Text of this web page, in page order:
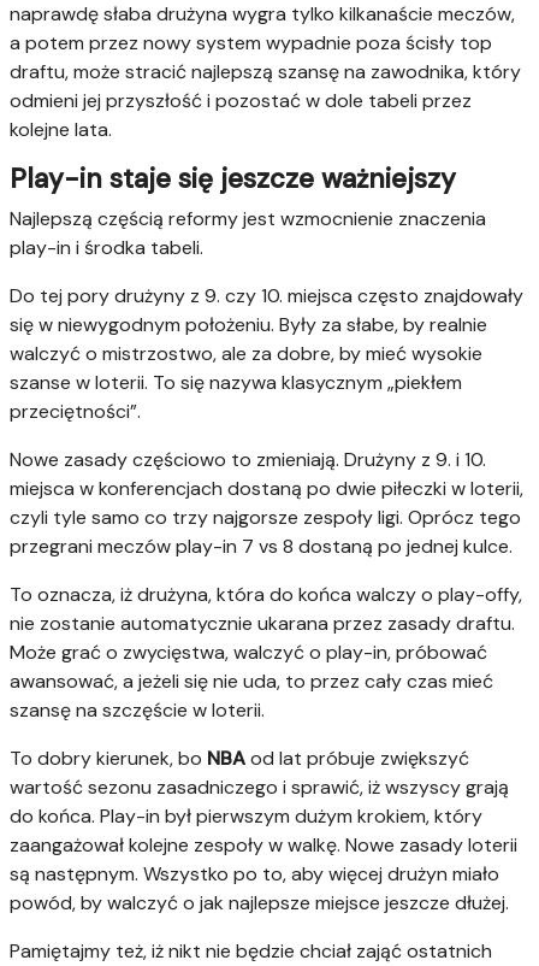
naprawdę słaba drużyna wygra tylko kilkanaście meczów,
a potem przez nowy system wypadnie poza ścisły top
draftu, może stracić najlepszą szansę na zawodnika, który
odmieni jej przyszłość i pozostać w dole tabeli przez
kolejne lata.
Play-in staje się jeszcze ważniejszy
Najlepszą częścią reformy jest wzmocnienie znaczenia
play-in i środka tabeli.
Do tej pory drużyny z 9. czy 10. miejsca często znajdowały
się w niewygodnym położeniu. Były za słabe, by realnie
walczyć o mistrzostwo, ale za dobre, by mieć wysokie
szanse w loterii. To się nazywa klasycznym „piekłem
przeciętności”.
Nowe zasady częściowo to zmieniają. Drużyny z 9. i 10.
miejsca w konferencjach dostaną po dwie piłeczki w loterii,
czyli tyle samo co trzy najgorsze zespoły ligi. Oprócz tego
przegrani meczów play-in 7 vs 8 dostaną po jednej kulce.
To oznacza, iż drużyna, która do końca walczy o play-offy,
nie zostanie automatycznie ukarana przez zasady draftu.
Może grać o zwycięstwa, walczyć o play-in, próbować
awansować, a jeżeli się nie uda, to przez cały czas mieć
szansę na szczęście w loterii.
To dobry kierunek, bo NBAod lat próbuje zwiększyć
wartość sezonu zasadniczego i sprawić, iż wszyscy grają
do końca. Play-in był pierwszym dużym krokiem, który
zaangażował kolejne zespoły w walkę. Nowe zasady loterii
są następnym. Wszystko po to, aby więcej drużyn miało
powód, by walczyć o jak najlepsze miejsce jeszcze dłużej.
Pamiętajmy też, iż nikt nie będzie chciał zająć ostatnich